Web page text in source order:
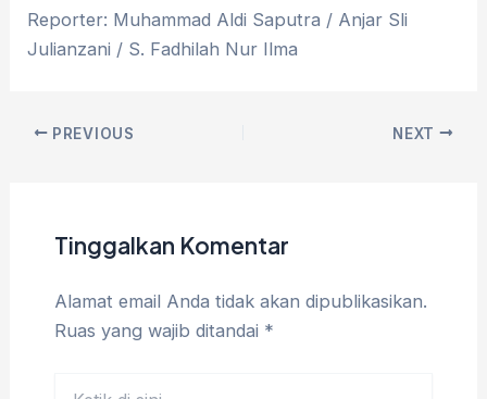
Reporter: Muhammad Aldi Saputra / Anjar Sli
Julianzani / S. Fadhilah Nur Ilma
PREVIOUS NEXT
Tinggalkan Komentar
Alamat email Anda tidak akan dipublikasikan.
Ruas yang wajib ditandai *